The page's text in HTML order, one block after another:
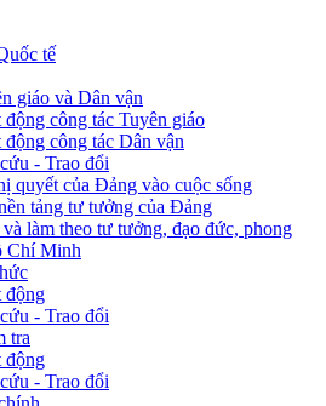
tế
giáo và Dân vận
động công tác Tuyên giáo
động công tác Dân vận
- Trao đổi
quyết của Đảng vào cuộc sống
tảng tư tưởng của Đảng
làm theo tư tưởng, đạo đức, phong
Chí Minh
động
- Trao đổi
tra
động
- Trao đổi